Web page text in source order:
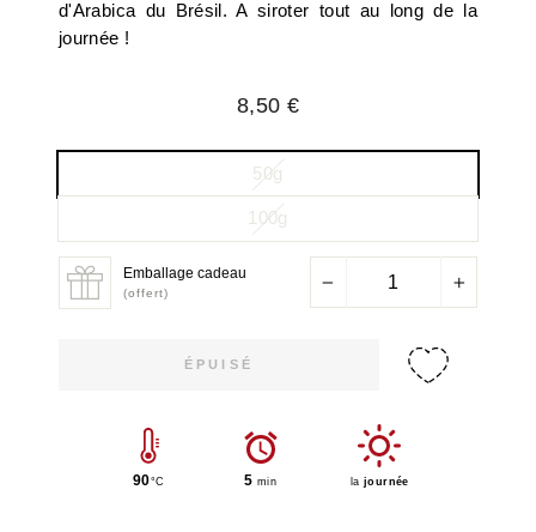
d'Arabica du Brésil. A siroter tout au long de la
journée !
Prix
8,50 €
50g
100g
Emballage cadeau
(offert)
ÉPUISÉ
90°C 5 min lajournée